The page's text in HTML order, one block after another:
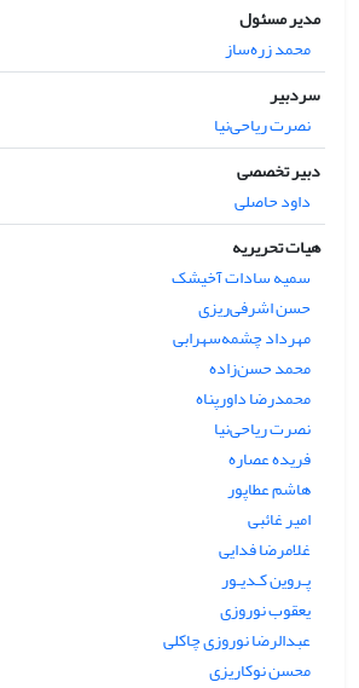
مدیر مسئول
محمد زره‌ساز
سردبیر
نصرت ریاحی‌نیا
دبیر تخصصی
داود حاصلی
هیات تحریریه
سمیه سادات آخیشک
حسن اشرفی‌ریزی
مهرداد چشمه‌سهرابی
محمد حسن‌زاده
محمدرضا داورپناه
نصرت ریاحی‌نیا
فریده عصاره
هاشم عطاپور
امیر غائبی
غلامرضا فدایی
پـروین کـدیـور
یعقوب نوروزی
عبدالرضا نوروزی چاکلی
محسن نوکاریزی